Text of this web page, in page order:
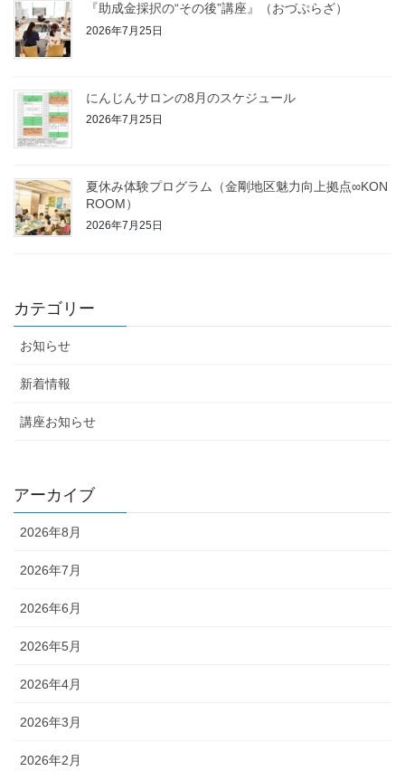
『助成金採択の“その後”講座』（おづぷらざ）
2026年7月25日
にんじんサロンの8月のスケジュール
2026年7月25日
夏休み体験プログラム（金剛地区魅力向上拠点∞KON
ROOM）
2026年7月25日
カテゴリー
お知らせ
新着情報
講座お知らせ
アーカイブ
2026年8月
2026年7月
2026年6月
2026年5月
2026年4月
2026年3月
2026年2月